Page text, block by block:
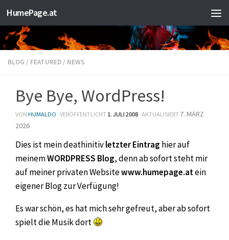
Zum Inhalt springen
HumePage.at
BLOG / FEATURED / NEWS
Bye Bye, WordPress!
VON HUMALDO · VERÖFFENTLICHT 1. JULI 2008 · AKTUALISIERT 7. MÄRZ
2026
Dies ist mein deathinitivletzter Eintrag hier auf
meinemWORDPRESS Blog, denn ab sofort steht mir
auf meiner privaten Websitewww.humepage.atein
eigener Blog zur Verfügung!
Es war schön, es hat mich sehr gefreut, aber ab sofort
spielt die Musik dort